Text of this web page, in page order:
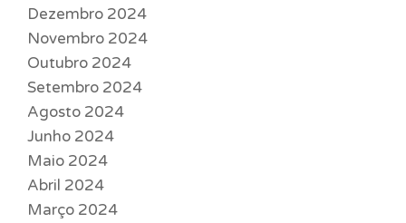
Dezembro 2024
Novembro 2024
Outubro 2024
Setembro 2024
Agosto 2024
Junho 2024
Maio 2024
Abril 2024
Março 2024